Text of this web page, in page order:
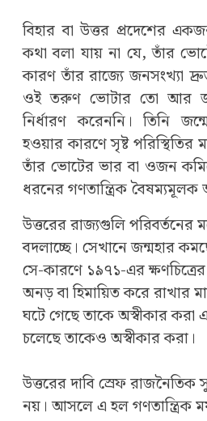
বিহার বা উত্তর প্রদেশের
কথা বলা যায় না যে, তাঁর
কারণ তাঁর রাজ্যে জনসংখ্যা
ওই তরুণ ভোটার তো আর
নির্ধারণ করেননি। তিনি
হওয়ার কারণে সৃষ্ট পরিস্থিতির
তাঁর ভোটের ভার বা ওজন
ধরনের গণতান্ত্রিক
উত্তরের রাজ্যগুলি পরিবর্তনের
বদলাচ্ছে। সেখানে জন্মহার
সে-কারণে ১৯৭১-এর ক্ষণচিত্রের
অনড় বা হিমায়িত করে রাখার
ঘটে গেছে তাকে অস্বীকার করা
চলেছে তাকেও অস্বীকার করা।
উত্তরের দাবি স্রেফ রাজনৈতিক
নয়। আসলে এ হল গণতান্ত্রিক